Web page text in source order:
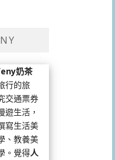
奶茶
行的旅
交通票券
遊生活，
寫生活美
、教養美
。覺得人